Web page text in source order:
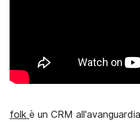
folk è un CRM